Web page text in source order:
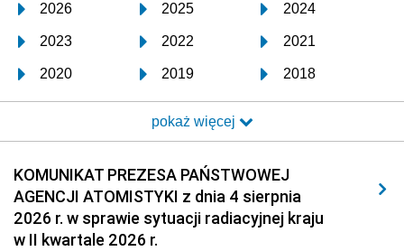
2026 2025 2024
2023 2022 2021
2020 2019 2018
2017 2016 2015
2014 2013 2012
2011 2010 2009
2008 2007 2006
2005
pokaż więcej
KOMUNIKAT PREZESA PAŃSTWOWEJ
AGENCJI ATOMISTYKI z dnia 4 sierpnia
2026 r. w sprawie sytuacji radiacyjnej kraju
w II kwartale 2026 r.